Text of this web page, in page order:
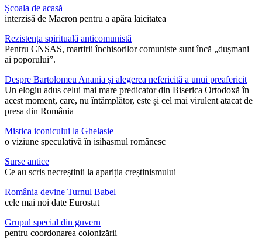
Școala de acasă
interzisă de Macron pentru a apăra laicitatea
Rezistența spirituală anticomunistă
Pentru CNSAS, martirii închisorilor comuniste sunt încă „dușmani
ai poporului”.
Despre Bartolomeu Anania și alegerea nefericită a unui preafericit
Un elogiu adus celui mai mare predicator din Biserica Ortodoxă în
acest moment, care, nu întâmplător, este și cel mai virulent atacat de
presa din România
Mistica iconicului la Ghelasie
o viziune speculativă în isihasmul românesc
Surse antice
Ce au scris necreștinii la apariția creștinismului
România devine Turnul Babel
cele mai noi date Eurostat
Grupul special din guvern
pentru coordonarea colonizării